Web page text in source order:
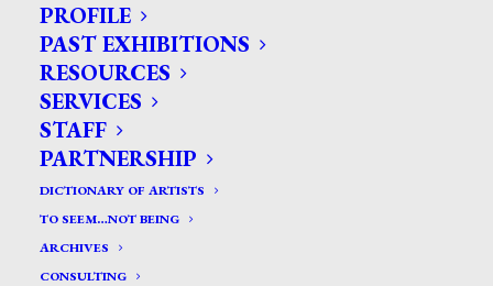
PROFILE
PAST EXHIBITIONS
RESOURCES
SERVICES
STAFF
PARTNERSHIP
DICTIONARY OF ARTISTS
TO SEEM…NOT BEING
ARCHIVES
CONSULTING
CERCA TRA GLI ARTISTI:
Search
for: